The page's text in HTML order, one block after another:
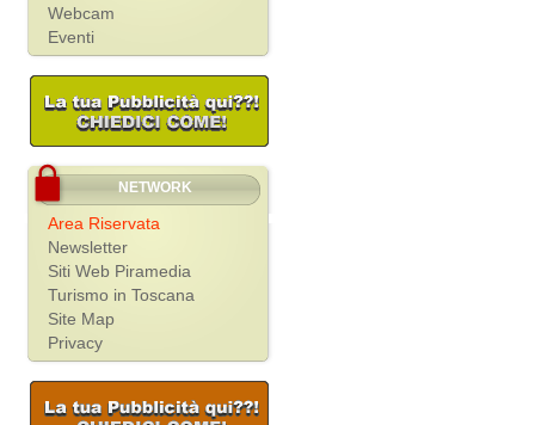
Webcam
Eventi
NETWORK
Area Riservata
Newsletter
Siti Web Piramedia
Turismo in Toscana
Site Map
Privacy